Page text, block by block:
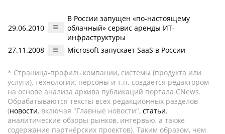
29.06.2010
В России запущен «по-настоящему
облачный» сервис аренды ИТ-
инфраструктуры
27.11.2008
Microsoft запускает SaaS в России
* Страница-профиль компании, системы (продукта или
услуги), технологии, персоны и т.п. создается редактором
на основе анализа архива публикаций портала CNews.
Обрабатываются тексты всех редакционных разделов
(новости, включая "Главные новости", статьи,
аналитические обзоры рынков, интервью, а также
содержание партнёрских проектов). Таким образом, чем